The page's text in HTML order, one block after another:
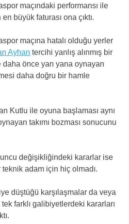
maçındaki performansı ile
büyük faturası ona çıktı.
maçına hatalı olduğu yerler
Ayhan tercihi yanlış alınmış bir
daha önce yan yana oynayan
daha doğru bir hamle
Kutlu ile oyuna başlaması aynı
takımı bozması sonucunu
değişikliğindeki kararlar ise
adam için hiç olmadı.
düştüğü karşılaşmalar da veya
tek farklı galibiyetlerdeki kararları